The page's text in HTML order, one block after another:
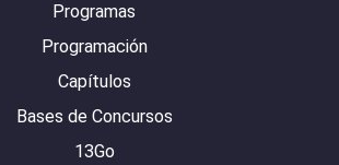
Programas
Programación
Capítulos
Bases de Concursos
13Go